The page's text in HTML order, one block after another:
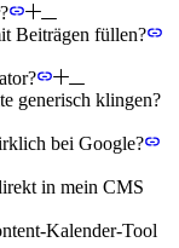
Beiträgen füllen?
generisch klingen?
bei Google?
in mein CMS
Kalender-Tool